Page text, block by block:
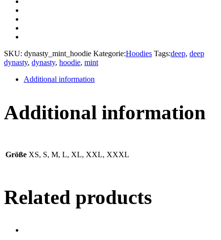
SKU: dynasty_mint_hoodie Kategorie:Hoodies Tags:deep, deep
dynasty, dynasty, hoodie, mint
Additional information
Additional information
Größe XS, S, M, L, XL, XXL, XXXL
Related products